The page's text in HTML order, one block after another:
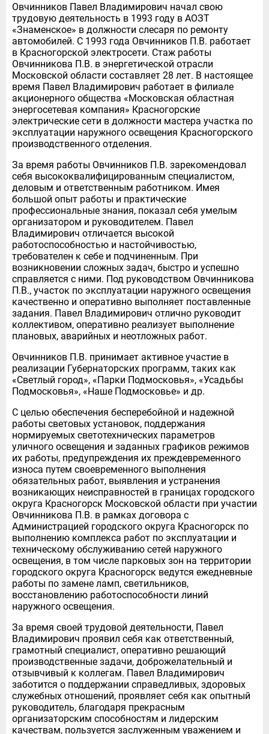
Овчинников Павел Владимирович начал свою
трудовую деятельность в 1993 году в АОЗТ
«Знаменское» в должности слесаря по ремонту
автомобилей. С 1993 года Овчинников П.В. работает
в Красногорской электросети. Стаж работы
Овчинникова П.В. в энергетической отрасли
Московской области составляет 28 лет. В настоящее
время Павел Владимирович работает в филиале
акционерного общества «Московская областная
энергосетевая компания» Красногорские
электрические сети в должности мастера участка по
эксплуатации наружного освещения Красногорского
производственного отделения.
За время работы Овчинников П.В. зарекомендовал
себя высококвалифицированным специалистом,
деловым и ответственным работником. Имея
большой опыт работы и практические
профессиональные знания, показал себя умелым
организатором и руководителем. Павел
Владимирович отличается высокой
работоспособностью и настойчивостью,
требователен к себе и подчиненным. При
возникновении сложных задач, быстро и успешно
справляется с ними. Под руководством Овчинникова
П.В., участок по эксплуатации наружного освещения
качественно и оперативно выполняет поставленные
задания. Павел Владимирович отлично руководит
коллективом, оперативно реализует выполнение
плановых, аварийных и неотложных работ.
Овчинников П.В. принимает активное участие в
реализации Губернаторских программ, таких как
«Светлый город», «Парки Подмосковья», «Усадьбы
Подмосковья», «Наше Подмосковье» и др.
С целью обеспечения бесперебойной и надежной
работы световых установок, поддержания
нормируемых светотехнических параметров
уличного освещения и заданных графиков режимов
их работы, предупреждения их преждевременного
износа путем своевременного выполнения
обязательных работ, выявления и устранения
возникающих неисправностей в границах городского
округа Красногорск Московской области при участии
Овчинникова П.В. в рамках договора с
Администрацией городского округа Красногорск по
выполнению комплекса работ по эксплуатации и
техническому обслуживанию сетей наружного
освещения, в том числе парковых зон на территории
городского округа Красногорск ведутся ежедневные
работы по замене ламп, светильников,
восстановлению работоспособности линий
наружного освещения.
За время своей трудовой деятельности, Павел
Владимирович проявил себя как ответственный,
грамотный специалист, оперативно решающий
производственные задачи, доброжелательный и
отзывчивый к коллегам. Павел Владимирович
заботится о поддержании справедливых, здоровых
служебных отношений, проявляет себя как опытный
руководитель, благодаря прекрасным
организаторским способностям и лидерским
качествам, пользуется заслуженным уважением и